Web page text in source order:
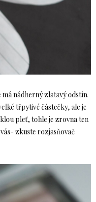
nádherný zlatavý odstín.
třpytivé částečky, ale je
pleť, tohle je zrovna ten
zkuste rozjasňovač